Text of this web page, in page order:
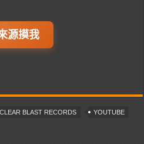
源摸我
BLAST RECORDS YOUTUBE